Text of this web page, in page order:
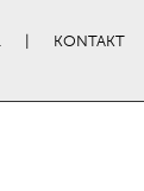
KONTAKT